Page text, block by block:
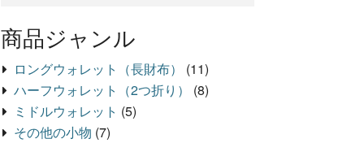
商品ジャンル
ロングウォレット（長財布）
(11)
ハーフウォレット（2つ折り）
(8)
ミドルウォレット (5)
その他の小物 (7)